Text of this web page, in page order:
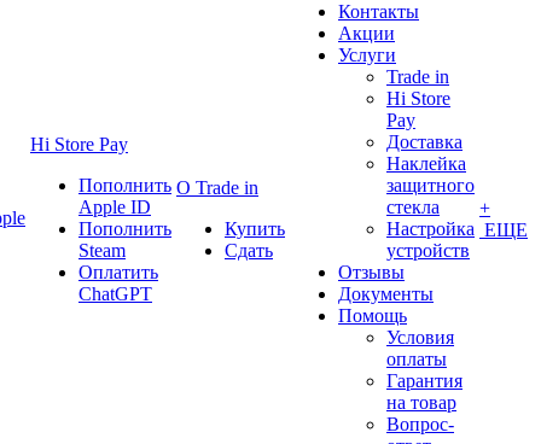
Hi Store Pay
Пополнить
Apple ID
Пополнить
Steam
Оплатить
ChatGPT
О Trade in
Купить
Сдать
Контакты
Акции
Услуги
Trade in
Hi Store
Pay
Доставка
Наклейка
защитного
стекла
Настройка
устройств
Отзывы
Документы
Помощь
Условия
оплаты
Гарантия
на товар
Вопрос-
+
ЕЩЕ